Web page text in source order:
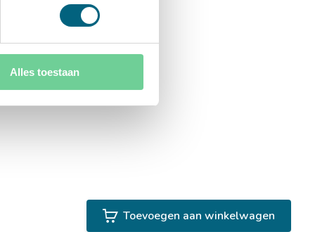
Alles toestaan
Toevoegen aan winkelwagen